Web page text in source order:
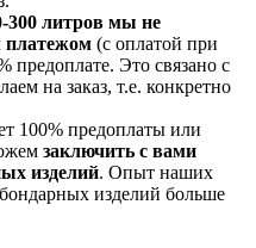
300 литров мы не
платежом (с оплатой при
предоплате. Это связано с
на заказ, т.е. конкретно
100% предоплаты или
заключить с вами
изделий. Опыт наших
изделий больше